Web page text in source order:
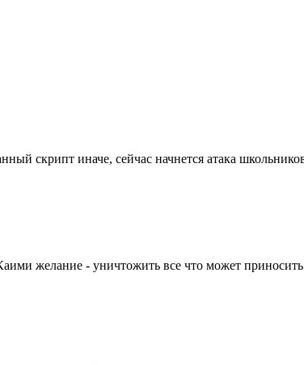
скрипт иначе, сейчас начнется атака
желание - уничтожить все что может